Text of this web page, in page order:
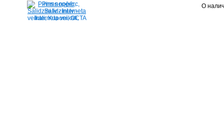
Pirms nopērc,
Salidzini.lv - Interneta
veikali, Kuponi, OCTA
О